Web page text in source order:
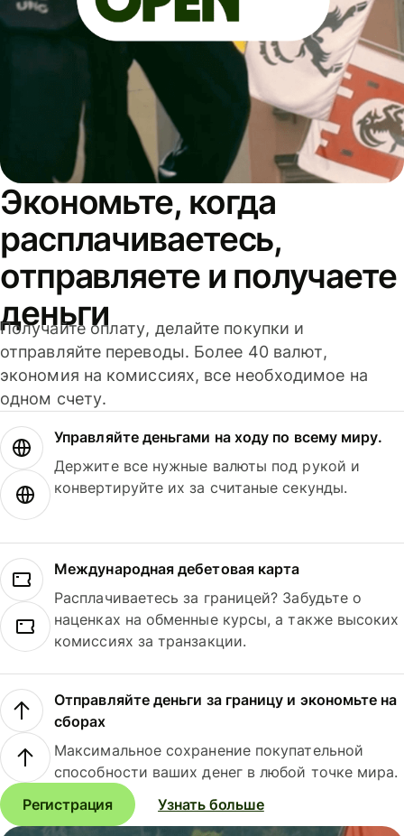
Экономьте, когда
расплачиваетесь,
отправляете и получаете
деньги
Получайте оплату, делайте покупки и
отправляйте переводы. Более 40 валют,
экономия на комиссиях, все необходимое на
одном счету.
Управляйте деньгами на ходу по всему миру.
Держите все нужные валюты под рукой и
конвертируйте их за считаные секунды.
Международная дебетовая карта
Расплачиваетесь за границей? Забудьте о
наценках на обменные курсы, а также высоких
комиссиях за транзакции.
Отправляйте деньги за границу и экономьте на
сборах
Максимальное сохранение покупательной
способности ваших денег в любой точке мира.
Регистрация
Узнать больше